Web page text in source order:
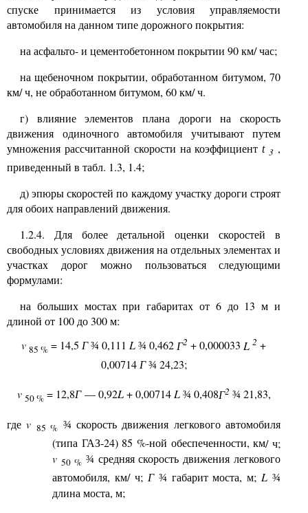
спуске принимается из условия управляемости
автомобиля на данном типе дорожного покрытия:
на асфальто- и цементобетонном покрытии 90 км/час;
на щебеночном покрытии, обработанном битумом, 70
км/ч, не обработанном битумом, 60 км/ч.
г) влияние элементов плана дороги на скорость
движения одиночного автомобиля учитывают путем
умножения рассчитанной скорости на коэффициентt 3 ,
приведенный в табл. 1.3, 1.4;
д) эпюры скоростей по каждому участку дороги строят
для обоих направлений движения.
1.2.4. Для более детальной оценки скоростей в
свободных условиях движения на отдельных элементах и
участках дорог можно пользоваться следующими
формулами:
на больших мостах при габаритах от 6 до 13 м и
длиной от 100 до 300 м:
v 85 % = 14,5 Г ¾ 0,111 L ¾ 0,462 Г2 + 0,000033 L 2 +
0,00714 Г ¾ 24,23;
v 50 % = 12,8Г—0,92L + 0,00714L ¾ 0,408Г2 ¾ 21,83,
где v 85 % ¾ скорость движения легкового автомобиля
(типа ГАЗ-24) 85 %-ной обеспеченности, км/ч;
v 50 % ¾ средняя скорость движения легкового
автомобиля, км/ч; Г ¾ габарит моста, м; L ¾
длина моста, м;